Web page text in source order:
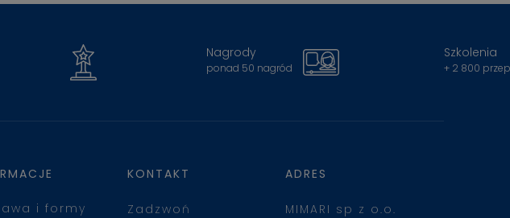
Nagrody
ponad 50 nagród
Szkolenia
+ 2 800
i formy
KONTAKT
Zadzwoń
ADRES
MIMARI sp z o.o.